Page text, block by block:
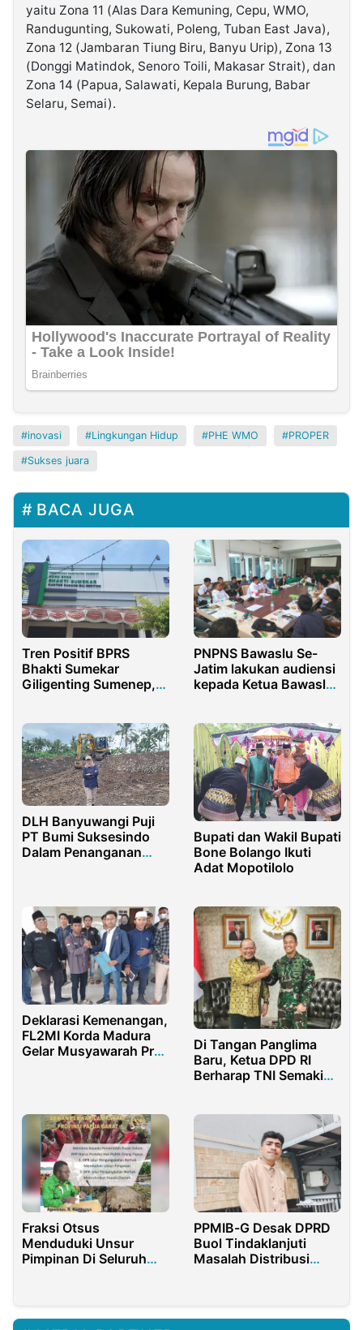
yaitu Zona 11 (Alas Dara Kemuning, Cepu, WMO,
Randugunting, Sukowati, Poleng, Tuban East Java),
Zona 12 (Jambaran Tiung Biru, Banyu Urip), Zona 13
(Donggi Matindok, Senoro Toili, Makasar Strait), dan
Zona 14 (Papua, Salawati, Kepala Burung, Babar
Selaru, Semai).
inovasi Lingkungan Hidup PHE WMO PROPER
Sukses juara
BACA JUGA
Tren Positif BPRS
Bhakti Sumekar
Giligenting Sumenep,
PNPNS Bawaslu Se-
Jatim lakukan audiensi
kepada Ketua Bawaslu
DLH Banyuwangi Puji
PT Bumi Suksesindo
Dalam Penanganan
Bupati dan Wakil Bupati
Bone Bolango Ikuti
Adat Mopotilolo
Deklarasi Kemenangan,
FL2MI Korda Madura
Gelar Musyawarah Pra
Di Tangan Panglima
Baru, Ketua DPD RI
Berharap TNI Semakin
Fraksi Otsus
Menduduki Unsur
Pimpinan Di Seluruh
PPMIB-G Desak DPRD
Buol Tindaklanjuti
Masalah Distribusi